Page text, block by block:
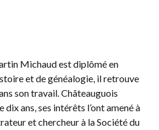
Michaud est diplômé en
et de généalogie, il retrouve
son travail. Châteauguois
dix ans, ses intérêts l’ont amené à
et chercheur à la Société du